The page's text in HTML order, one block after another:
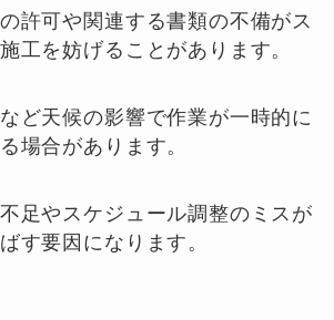
許可や関連する書類の不備がス
工を妨げることがあります。
ど天候の影響で作業が一時的に
場合があります。
足やスケジュール調整のミスが
す要因になります。